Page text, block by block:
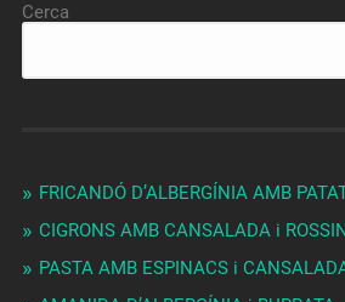
Cerca
FRICANDÓ D’ALBERGÍNIA AMB
CIGRONS AMB CANSALADA i
PASTA AMB ESPINACS i